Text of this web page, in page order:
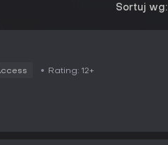
Sortuj wg:
Rating: 12+